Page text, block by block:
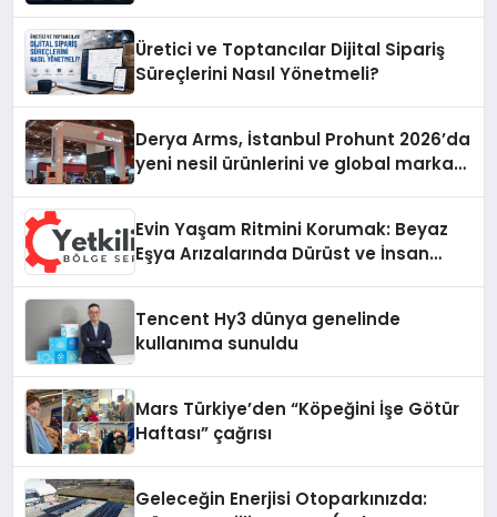
Üretici ve Toptancılar Dijital Sipariş
Süreçlerini Nasıl Yönetmeli?
Derya Arms, İstanbul Prohunt 2026’da
yeni nesil ürünlerini ve global marka
Evin Yaşam Ritmini Korumak: Beyaz
Eşya Arızalarında Dürüst ve İnsan
Tencent Hy3 dünya genelinde
kullanıma sunuldu
Mars Türkiye’den “Köpeğini İşe Götür
Haftası” çağrısı
Geleceğin Enerjisi Otoparkınızda: